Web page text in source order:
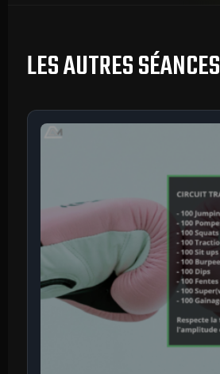
LES AUTRES SÉANCES